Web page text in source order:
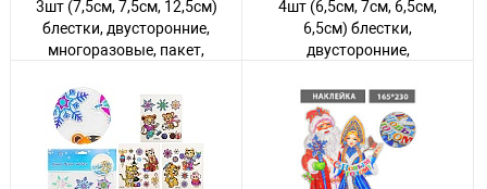
3шт (7,5см, 7,5см, 12,5см)
блестки, двусторонние,
многоразовые, пакет,
Авторизуйтесь, чтобы
увидеть цену
842 товара
4шт (6,5см, 7см, 6,5см,
6,5см) блестки,
двусторонние,
европодвес
Авторизуйтесь, чтобы
увидеть цену
672 товара